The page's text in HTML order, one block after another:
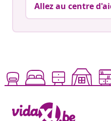
Allez au centre